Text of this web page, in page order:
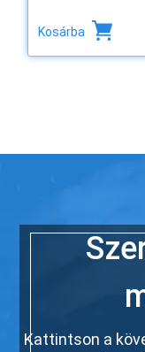
Kosárba
Kattintson a